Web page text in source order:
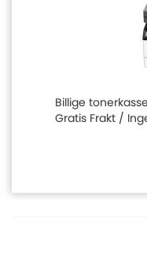
Billige
Gratis Frakt /